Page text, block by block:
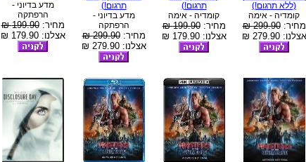
(ללא תרגום!)
קומדיה - אימה
מחיר:299.90 ₪
אצלנו: 279.90 ₪
תרגום!)
קומדיה - אימה
מחיר:199.90 ₪
אצלנו: 179.90 ₪
תרגום!)
מדע בדיוני -
הרפתקה
מחיר:299.90 ₪
אצלנו: 279.90 ₪
מדע בדיוני -
הרפתקה
מחיר:199.90 ₪
אצלנו: 179.90 ₪